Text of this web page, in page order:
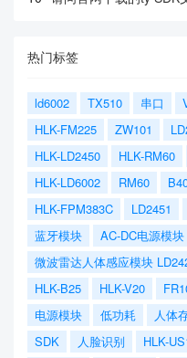
热门标签
ld6002 TX510 串口
HLK-FM225
ZW101
HLK-LD2450
HLK-RM60
HLK-LD6002
RM60
HLK-FPM383C
LD2451
蓝牙模块
AC-DC电源模块
微波雷达人体感应模块
HLK-B25
HLK-V20
电源模块
低功耗 人体
SDK
人脸识别 HLK-